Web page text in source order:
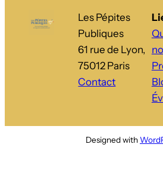
Les Pépites
Publiques
61 rue de Lyon,
75012 Paris
Contact
Designed with